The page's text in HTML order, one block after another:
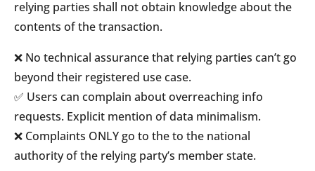
relying parties shall not obtain knowledge about the
contents of the transaction.
❌ No technical assurance that relying parties can’t go
beyond their registered use case.
✅ Users can complain about overreaching info
requests. Explicit mention of data minimalism.
❌ Complaints ONLY go to the to the national
authority of the relying party’s member state.